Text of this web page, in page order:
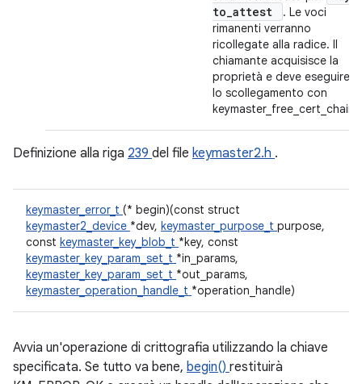
to_attest
. Le voci
rimanenti verranno
ricollegate alla radice. Il
chiamante acquisisce la
proprietà e deve eseguire
lo scollegamento con
keymaster_free_cert_chain.
Definizione alla riga 239 del file keymaster2.h .
keymaster_error_t (* begin)(const struct
keymaster2_device *dev, keymaster_purpose_t purpose,
const keymaster_key_blob_t *key, const
keymaster_key_param_set_t *in_params,
keymaster_key_param_set_t *out_params,
keymaster_operation_handle_t *operation_handle)
Avvia un'operazione di crittografia utilizzando la chiave
specificata. Se tutto va bene, begin() restituirà